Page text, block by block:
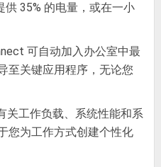
35% 的电量，或在一小
可自动加入办公室中最
至关键应用程序，无论您
关工作负载、系统性能和系
您为工作方式创建个性化